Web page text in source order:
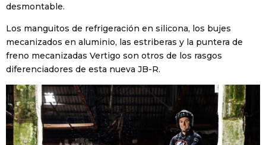
desmontable.
Los manguitos de refrigeración en silicona, los bujes
mecanizados en aluminio, las estriberas y la puntera de
freno mecanizadas Vertigo son otros de los rasgos
diferenciadores de esta nueva JB-R.